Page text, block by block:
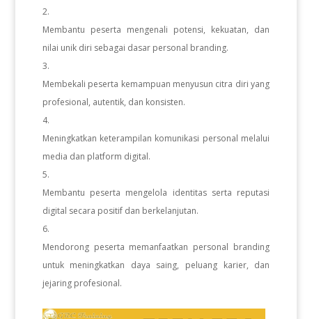
Membantu peserta mengenali potensi, kekuatan, dan
nilai unik diri sebagai dasar personal branding.
Membekali peserta kemampuan menyusun citra diri yang
profesional, autentik, dan konsisten.
Meningkatkan keterampilan komunikasi personal melalui
media dan platform digital.
Membantu peserta mengelola identitas serta reputasi
digital secara positif dan berkelanjutan.
Mendorong peserta memanfaatkan personal branding
untuk meningkatkan daya saing, peluang karier, dan
jejaring profesional.